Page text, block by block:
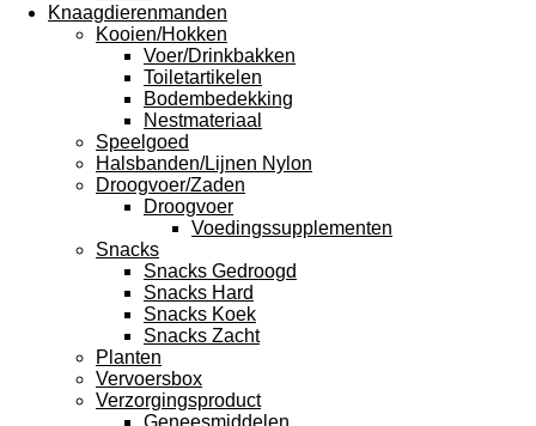
Knaagdierenmanden
Kooien/Hokken
Voer/Drinkbakken
Toiletartikelen
Bodembedekking
Nestmateriaal
Speelgoed
Halsbanden/Lijnen Nylon
Droogvoer/Zaden
Droogvoer
Voedingssupplementen
Snacks
Snacks Gedroogd
Snacks Hard
Snacks Koek
Snacks Zacht
Planten
Vervoersbox
Verzorgingsproduct
Geneesmiddelen